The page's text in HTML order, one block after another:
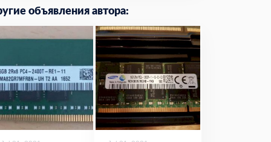
объявления автора: